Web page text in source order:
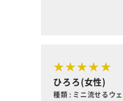
ひろろ(女性)
種類 : ミニ流せるウ